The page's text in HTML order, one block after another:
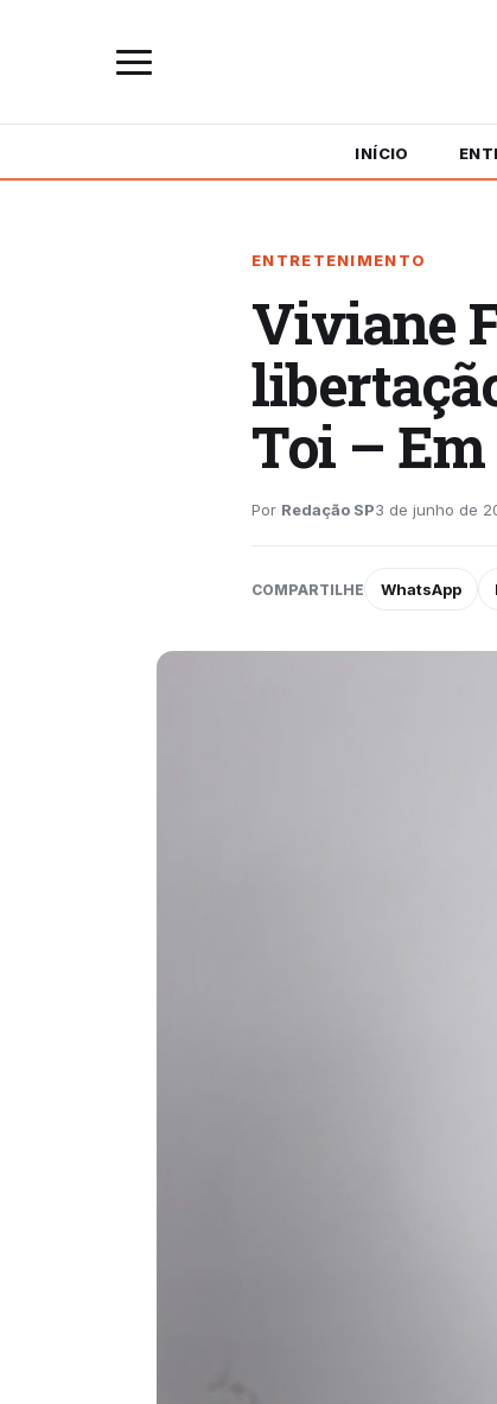
INÍCIO
ENTRETENIMENTO
​Viviane
Toi – Em
Por Redação SP3 de junho de
COMPARTILHE WhatsApp